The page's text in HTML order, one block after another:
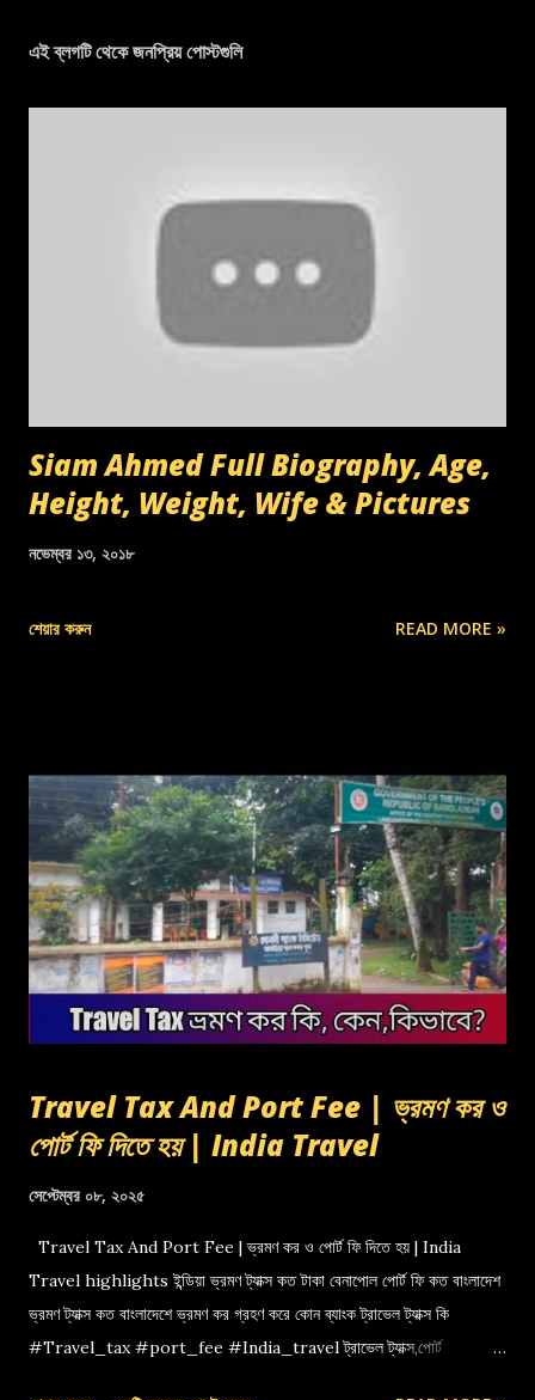
এই ব্লগটি থেকে জনপ্রিয় পোস্টগুলি
Siam Ahmed Full Biography, Age,
Height, Weight, Wife & Pictures
নভেম্বর ১৩, ২০১৮
শেয়ার করুন READ MORE »
Travel Tax And Port Fee | ভ্রমণ কর ও
পোর্ট ফি দিতে হয় | India Travel
সেপ্টেম্বর ০৮, ২০২৫
Travel Tax And Port Fee | ভ্রমণ কর ও পোর্ট ফি দিতে হয় | India
Travel highlights ইন্ডিয়া ভ্রমণ ট্যাক্স কত টাকা বেনাপোল পোর্ট ফি কত বাংলাদেশ
ভ্রমণ ট্যাক্স কত বাংলাদেশে ভ্রমণ কর গ্রহণ করে কোন ব্যাংক ট্রাভেল ট্যাক্স কি
#Travel_tax #port_fee #India_travel ট্রাভেল ট্যাক্স,পোর্ট